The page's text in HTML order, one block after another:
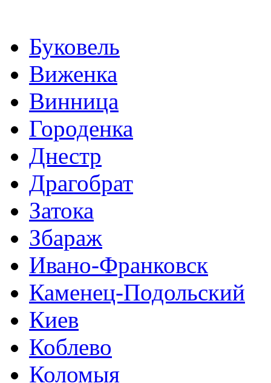
Буковель
Виженка
Винница
Городенка
Днестр
Драгобрат
Затока
Збараж
Ивано-Франковск
Каменец-Подольский
Киев
Коблево
Коломыя